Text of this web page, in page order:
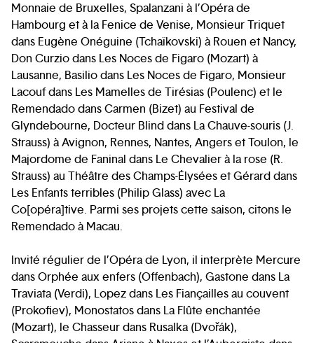
Monnaie de Bruxelles, Spalanzani à l’Opéra de
Hambourg et à la Fenice de Venise, Monsieur Triquet
dans Eugène Onéguine (Tchaïkovski) à Rouen et Nancy,
Don Curzio dans Les Noces de Figaro (Mozart) à
Lausanne, Basilio dans Les Noces de Figaro, Monsieur
Lacouf dans Les Mamelles de Tirésias (Poulenc) et le
Remendado dans Carmen (Bizet) au Festival de
Glyndebourne, Docteur Blind dans La Chauve-souris (J.
Strauss) à Avignon, Rennes, Nantes, Angers et Toulon, le
Majordome de Faninal dans Le Chevalier à la rose (R.
Strauss) au Théâtre des Champs-Élysées et Gérard dans
Les Enfants terribles (Philip Glass) avec La
Co[opéra]tive. Parmi ses projets cette saison, citons le
Remendado à Macau.
Invité régulier de l’Opéra de Lyon, il interprète Mercure
dans Orphée aux enfers (Offenbach), Gastone dans La
Traviata (Verdi), Lopez dans Les Fiançailles au couvent
(Prokofiev), Monostatos dans La Flûte enchantée
(Mozart), le Chasseur dans Rusalka (Dvořák),